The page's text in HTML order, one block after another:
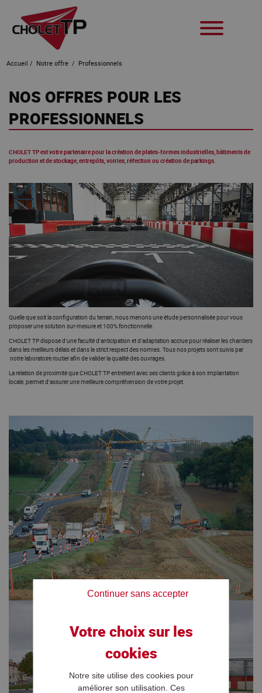
Accueil / Notre offre / Professionnels
NOS OFFRES POUR LES
PROFESSIONNELS
CHOLET TP est votre partenaire pour la création de plates-formes industrielles, bâtiments de
production et de stockage, entrepôts, voiries, réfection ou création de parkings.
Quelle que soit la configuration du terrain, nous menons une étude personnalisée pour vous
proposer une solution sur-mesure et 100% fonctionnelle.
CHOLET TP dispose d'une faculté d'anticipation et d'adaptation accrue pour réaliser les chantiers
dans les meilleurs délais et dans le strict respect des normes. Tous nos projets sont suivis par
notre laboratoire routier afin de valider la qualité des ouvrages.
La relation de proximité que CHOLET TP entretient avec ses clients grâce à son implantation
locale, permet d'assurer une meilleure compréhension de votre projet.
Notre site utilise des cookies pour
améliorer son utilisation. Ces
Continuer sans accepter